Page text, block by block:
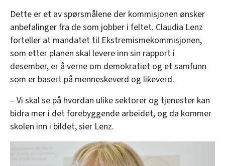
Dette er et av spørsmålene der kommisjonen ønsker
anbefalinger fra de som jobber i feltet. Claudia Lenz
forteller at mandatet til Ekstremismekommisjonen,
som etter planen skal levere inn sin rapport i
desember, er å verne om demokratiet og et samfunn
som er basert på menneskeverd og likeverd.
– Vi skal se på hvordan ulike sektorer og tjenester kan
bidra mer i det forebyggende arbeidet, og da kommer
skolen inn i bildet, sier Lenz.